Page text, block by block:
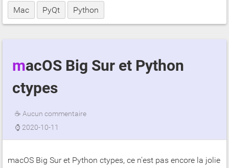
Mac PyQt Python
macOS Big Sur et Python
ctypes
☕ Aucun commentaire
⌚ 2020-10-11
macOS Big Sur et Python ctypes, ce n'est pas encore la jolie